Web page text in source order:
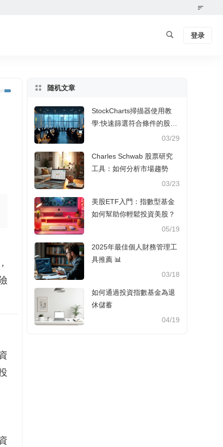
登录
随机文章
StockCharts掃描器使用教
學:快速篩選符合條件的股票
03/29
Charles Schwab 股票研究
工具：如何分析市場趨勢
03/23
美股ETF入門：指數型基金
如何幫助你輕鬆投資美股？
05/19
2025年最佳個人財務管理工
具推薦 📊
03/18
如何通過投資指數基金為退
休儲蓄
04/19